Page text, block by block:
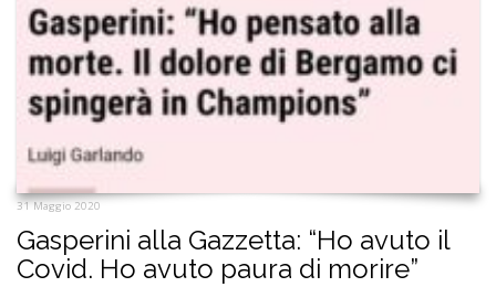
31 Maggio 2020
Gasperini alla Gazzetta: “Ho avuto il
Covid. Ho avuto paura di morire”